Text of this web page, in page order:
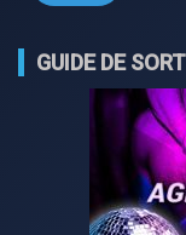
GUIDE DE